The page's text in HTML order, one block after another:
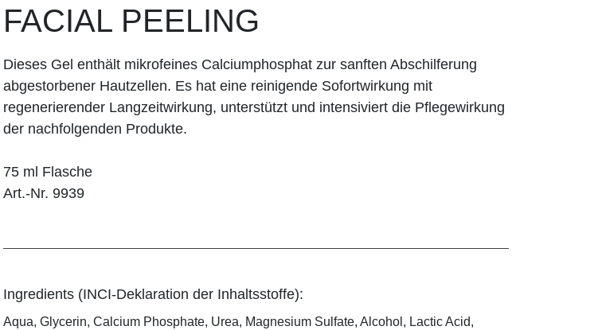
FACIAL PEELING
Dieses Gel enthält mikrofeines Calciumphosphat zur sanften Abschilferung
abgestorbener Hautzellen. Es hat eine reinigende Sofortwirkung mit
regenerierender Langzeitwirkung, unterstützt und intensiviert die Pflegewirkung
der nachfolgenden Produkte.
75 ml Flasche
Art.-Nr. 9939
Ingredients (INCI-Deklaration der Inhaltsstoffe):
Aqua, Glycerin, Calcium Phosphate, Urea, Magnesium Sulfate, Alcohol, Lactic Acid,